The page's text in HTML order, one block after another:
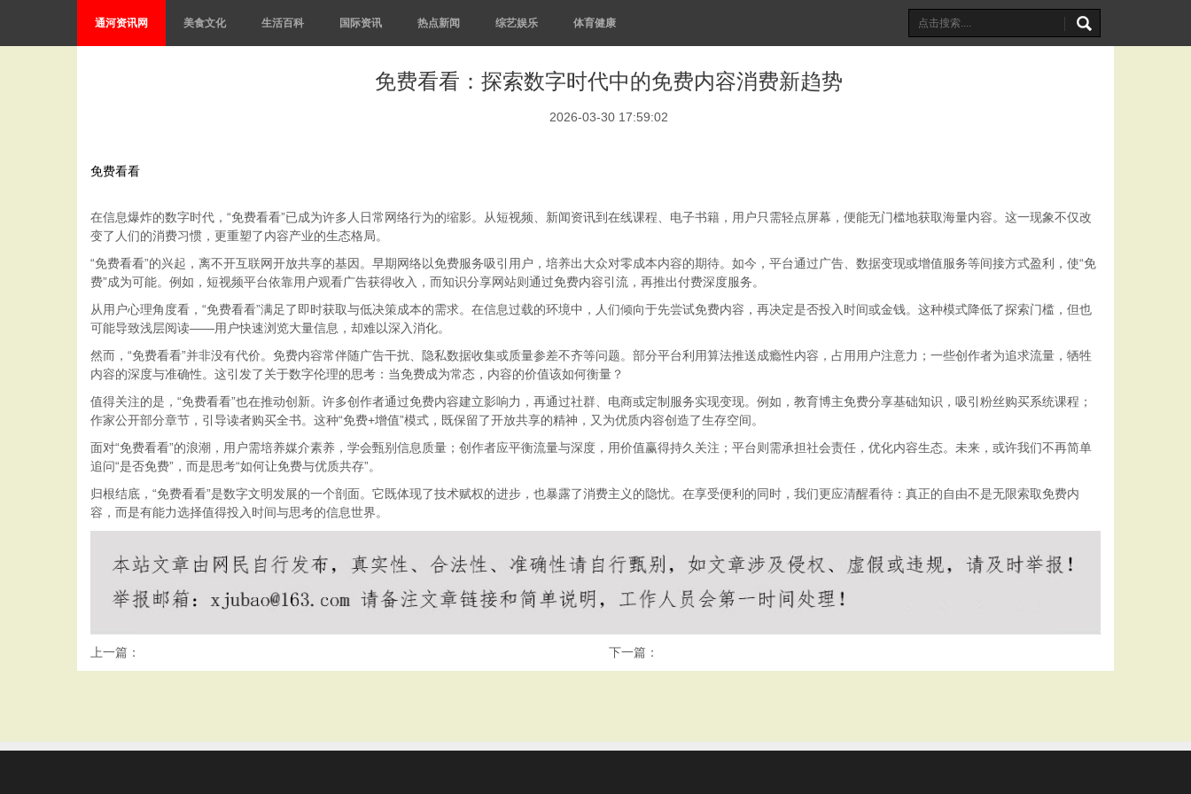
通河资讯网 美食文化 生活百科 国际资讯 热点新闻 综艺娱乐 体育健康
免费看看：探索数字时代中的免费内容消费新趋势
2026-03-30 17:59:02
免费看看
在信息爆炸的数字时代，“免费看看”已成为许多人日常网络行为的缩影。从短视频、新闻资讯到在线课程、电子书籍，用户只需轻点屏幕，便能无门槛地获取海量内容。这一现象不仅改
变了人们的消费习惯，更重塑了内容产业的生态格局。
“免费看看”的兴起，离不开互联网开放共享的基因。早期网络以免费服务吸引用户，培养出大众对零成本内容的期待。如今，平台通过广告、数据变现或增值服务等间接方式盈利，使“免
费”成为可能。例如，短视频平台依靠用户观看广告获得收入，而知识分享网站则通过免费内容引流，再推出付费深度服务。
从用户心理角度看，“免费看看”满足了即时获取与低决策成本的需求。在信息过载的环境中，人们倾向于先尝试免费内容，再决定是否投入时间或金钱。这种模式降低了探索门槛，但也
可能导致浅层阅读——用户快速浏览大量信息，却难以深入消化。
然而，“免费看看”并非没有代价。免费内容常伴随广告干扰、隐私数据收集或质量参差不齐等问题。部分平台利用算法推送成瘾性内容，占用用户注意力；一些创作者为追求流量，牺牲
内容的深度与准确性。这引发了关于数字伦理的思考：当免费成为常态，内容的价值该如何衡量？
值得关注的是，“免费看看”也在推动创新。许多创作者通过免费内容建立影响力，再通过社群、电商或定制服务实现变现。例如，教育博主免费分享基础知识，吸引粉丝购买系统课程；
作家公开部分章节，引导读者购买全书。这种“免费+增值”模式，既保留了开放共享的精神，又为优质内容创造了生存空间。
面对“免费看看”的浪潮，用户需培养媒介素养，学会甄别信息质量；创作者应平衡流量与深度，用价值赢得持久关注；平台则需承担社会责任，优化内容生态。未来，或许我们不再简单
追问“是否免费”，而是思考“如何让免费与优质共存”。
归根结底，“免费看看”是数字文明发展的一个剖面。它既体现了技术赋权的进步，也暴露了消费主义的隐忧。在享受便利的同时，我们更应清醒看待：真正的自由不是无限索取免费内
容，而是有能力选择值得投入时间与思考的信息世界。
上一篇： 下一篇：